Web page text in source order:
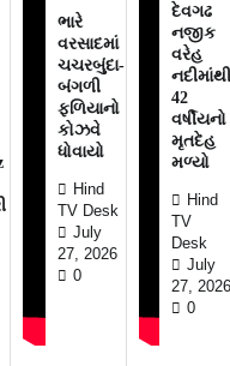
ભારે
વરસાદમાં
ચચરબુંદા-
બંગળી
ફળિયાનો
કોઝવે
ધોવાયો
Hind
TV Desk
July
27, 2026
0
દેવગઢ
નજીક
વરેહ
42
વર્ષીયનો
મૃતદેહ
મળ્યો
Hind
TV
Desk
July
27,
0